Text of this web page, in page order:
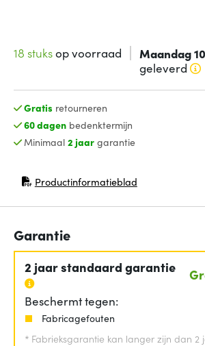
18 stuksop voorraad Maandag
geleverd
Gratis retourneren
60 dagenbedenktermijn
Minimaal 2 jaargarantie
Productinformatieblad
(opent in nieuw venster)
Garantie
2 jaar standaard garantie
Beschermt tegen:
Fabricagefouten
* Fabrieksgarantie kan langer zijn dan 2